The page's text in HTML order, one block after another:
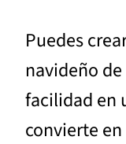
Puedes
navideño
facilidad en
convierte